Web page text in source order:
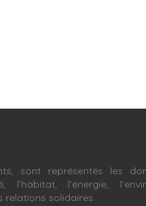
sont représentés les
l’énergie,
relations solidaires.